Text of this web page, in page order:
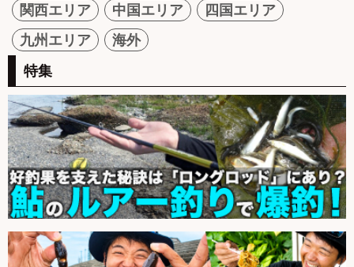
関西エリア
中国エリア
四国エリア
九州エリア
海外
特集